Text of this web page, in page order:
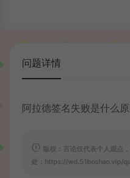
问题详情
阿拉德签名失败是什么
版权：言论仅代表个人观点
处：https://wd.51boshao.vip/